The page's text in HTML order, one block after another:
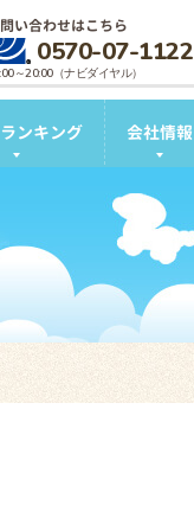
い合わせはこちら
0570-07-1122
～20:00（ナビダイヤル）
ンキング 会社情報